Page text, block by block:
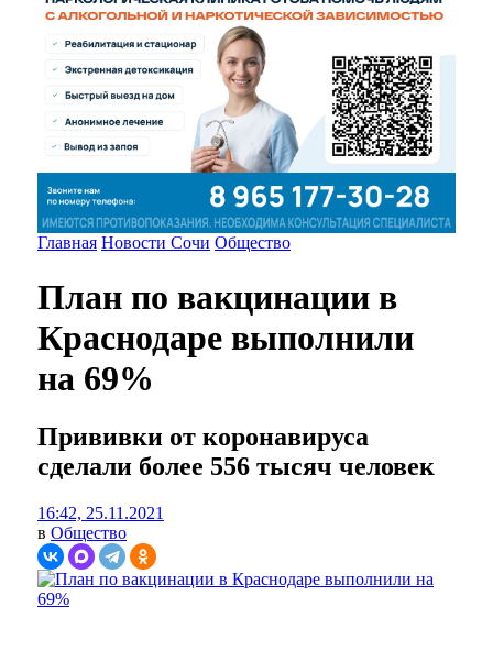
Главная Новости Сочи Общество
План по вакцинации в
Краснодаре выполнили
на 69%
Прививки от коронавируса
сделали более 556 тысяч человек
16:42, 25.11.2021
в Общество